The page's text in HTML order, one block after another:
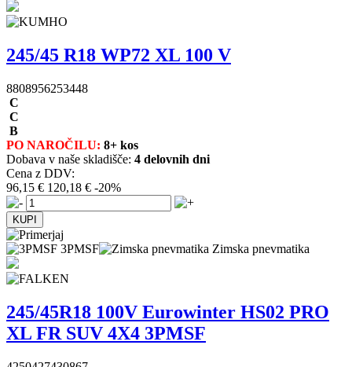
245/45 R18 WP72 XL 100 V
8808956253448
C
C
B
PO NAROČILU: 8+ kos
Dobava v naše skladišče: 4 delovnih dni
Cena z DDV:
96,15 € 120,18 € -20%
3PMSF Zimska pnevmatika
245/45R18 100V Eurowinter HS02 PRO
XL FR SUV 4X4 3PMSF